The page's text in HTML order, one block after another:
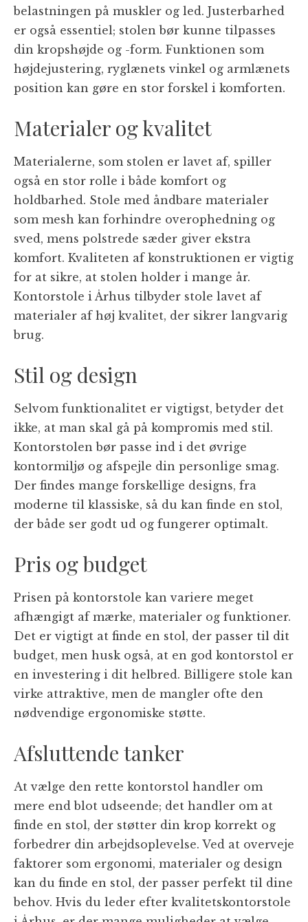
belastningen på muskler og led. Justerbarhed
er også essentiel; stolen bør kunne tilpasses
din kropshøjde og -form. Funktionen som
højdejustering, ryglænets vinkel og armlænets
position kan gøre en stor forskel i komforten.
Materialer og kvalitet
Materialerne, som stolen er lavet af, spiller
også en stor rolle i både komfort og
holdbarhed. Stole med åndbare materialer
som mesh kan forhindre overophedning og
sved, mens polstrede sæder giver ekstra
komfort. Kvaliteten af konstruktionen er vigtig
for at sikre, at stolen holder i mange år.
Kontorstole i Århus tilbyder stole lavet af
materialer af høj kvalitet, der sikrer langvarig
brug.
Stil og design
Selvom funktionalitet er vigtigst, betyder det
ikke, at man skal gå på kompromis med stil.
Kontorstolen bør passe ind i det øvrige
kontormiljø og afspejle din personlige smag.
Der findes mange forskellige designs, fra
moderne til klassiske, så du kan finde en stol,
der både ser godt ud og fungerer optimalt.
Pris og budget
Prisen på kontorstole kan variere meget
afhængigt af mærke, materialer og funktioner.
Det er vigtigt at finde en stol, der passer til dit
budget, men husk også, at en god kontorstol er
en investering i dit helbred. Billigere stole kan
virke attraktive, men de mangler ofte den
nødvendige ergonomiske støtte.
Afsluttende tanker
At vælge den rette kontorstol handler om
mere end blot udseende; det handler om at
finde en stol, der støtter din krop korrekt og
forbedrer din arbejdsoplevelse. Ved at overveje
faktorer som ergonomi, materialer og design
kan du finde en stol, der passer perfekt til dine
behov. Hvis du leder efter kvalitetskontorstole